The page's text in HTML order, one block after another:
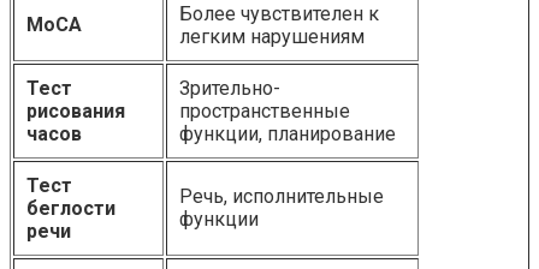
MoCA
Более чувствителен к
легким нарушениям
Тест
рисования
часов
Зрительно-
пространственные
функции, планирование
Тест
беглости
речи
Речь, исполнительные
функции